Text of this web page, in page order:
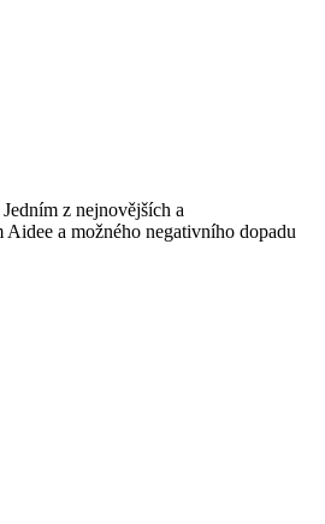
z nejnovějších a
Aidee a možného negativního dopadu